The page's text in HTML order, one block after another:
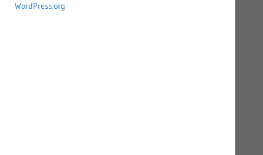
WordPress.org